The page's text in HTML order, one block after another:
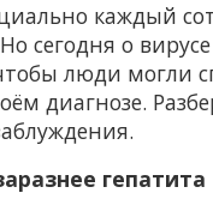
каждый
сегодня о
люди могли
диагнозе.
гепатита